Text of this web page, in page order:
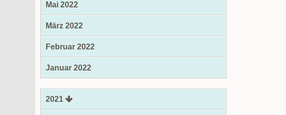
Mai 2022
März 2022
Februar 2022
Januar 2022
2021